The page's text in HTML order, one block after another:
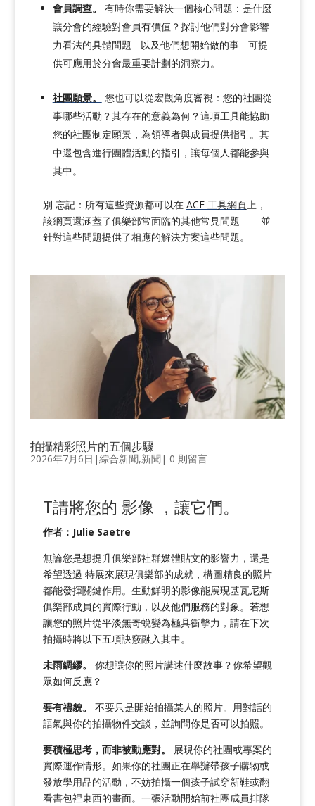
會員調查。
有時你需要解決一個核心問題：是什麼
讓分會的經驗對會員有價值？探討他們對分會影響
力看法的具體問題 - 以及他們想開始做的事 - 可提
供可應用於分會最重要計劃的洞察力。
社團願景。
您也可以從宏觀角度審視：您的社團從
事哪些活動？其存在的意義為何？這項工具能協助
您的社團制定願景，為領導者與成員提供指引。其
中還包含進行團體活動的指引，讓每個人都能參與
其中。
別 忘記：所有這些資源都可以在 ACE 工具網頁上，
該網頁還涵蓋了俱樂部常面臨的其他常見問題——並
針對這些問題提供了相應的解決方案這些問題。
拍攝精彩照片的五個步驟
2026年7月6日 |綜合新聞,新聞| 0 則留言
T請將您的 影像 ，讓它們。
作者：Julie Saetre
無論您是想提升俱樂部社群媒體貼文的影響力，還是
希望透過 特展來展現俱樂部的成就，構圖精良的照片
都能發揮關鍵作用。生動鮮明的影像能展現基瓦尼斯
俱樂部成員的實際行動，以及他們服務的對象。若想
讓您的照片從平淡無奇蛻變為極具衝擊力，請在下次
拍攝時將以下五項訣竅融入其中。
未雨綢繆。
你想讓你的照片講述什麼故事？你希望觀
眾如何反應？
要有禮貌。 不要只是開始拍攝某人的照片。用對話的
語氣與你的拍攝物件交談，並詢問你是否可以拍照。
要積極思考，而非被動應對。
展現你的社團或專案的
實際運作情形。如果你的社團正在舉辦帶孩子購物或
發放學用品的活動，不妨拍攝一個孩子試穿新鞋或翻
看書包裡東西的畫面。一張活動開始前社團成員排隊